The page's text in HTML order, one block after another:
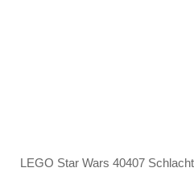
LEGO Star Wars 40407